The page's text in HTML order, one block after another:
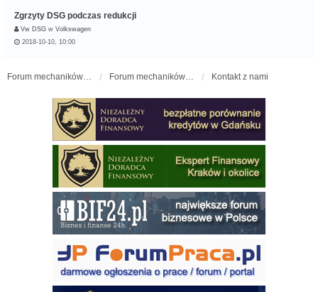
Zgrzyty DSG podczas redukcji
Vw DSG w Volkswagen
2018-10-10, 10:00
Forum mechaników samochodowych - forum-mechaniczne.pl Forum mechaników samochodowych Kontakt z nami